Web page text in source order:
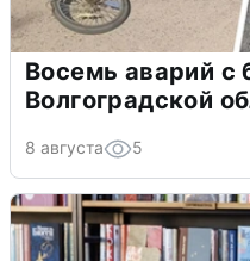
Восемь аварий с
Волгоградской
8 августа 5